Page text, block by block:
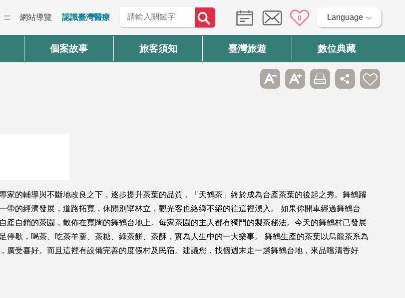
::: 網站導覽 認識臺灣醫療 0 Language
個案故事 旅客須知 臺灣旅遊 數位典藏
的輔導與不斷地改良之下，逐步提升茶葉的品質，「天鶴茶」終於成為台產茶葉的後起之秀。舞鶴躍
的經濟發展，道路拓寬，休閒別墅林立，觀光客也絡繹不絕的往這裡湧入。 如果你開車經過舞鶴台
自銷的茶園，散佈在寬闊的舞鶴台地上。每家茶園的主人都有獨門的製茶秘法。今天的舞鶴村已發展
停歇，喝茶、吃茶羊羹、茶糖、綠茶餅、茶酥，實為人生中的一大樂事。 舞鶴生產的茶葉以烏龍茶系為
廣受喜好。而且這裡有設備完善的度假村及民宿。建議您，找個週末走一趟舞鶴台地，來品嚐清香好